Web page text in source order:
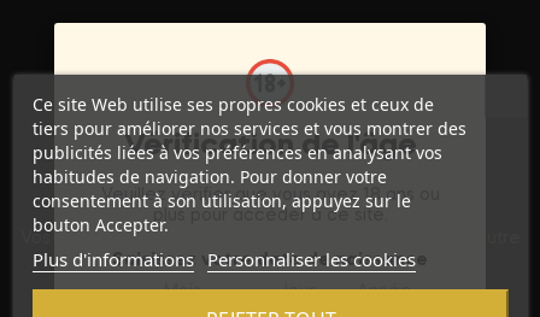
Discrétion Assurée
Vos commandes sont expédiées dans un emballage neutre
pour garantir votre vie privée.
Ce site Web utilise ses propres cookies et ceux de
tiers pour améliorer nos services et vous montrer des
publicités liées à vos préférences en analysant vos
habitudes de navigation. Pour donner votre
consentement à son utilisation, appuyez sur le
bouton Accepter.
Plus d'informations Personnaliser les cookies
Vérification de l'âge
Veuillez vérifier que vous avez 18 ans ou
plus pour accéder à ce site.
Saisissez votre date de naissance
Mois
Jour Année